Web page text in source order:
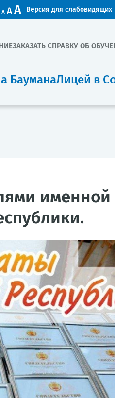
Версия для слабовидящих
ЗАКАЗАТЬ СПРАВКУ ОБ
БауманаЛицей в
именной